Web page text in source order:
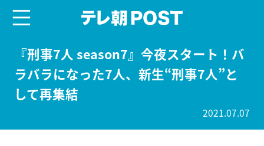
『刑事7人 season7』今夜スタート！バ
ラバラになった7人、新生“刑事7人”と
して再集結
2021.07.07